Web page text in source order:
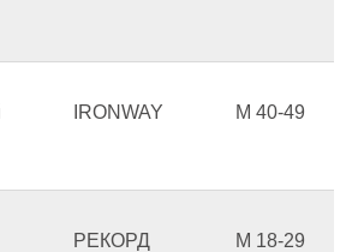
IRONWAY М 40-49
РЕКОРД М 18-29